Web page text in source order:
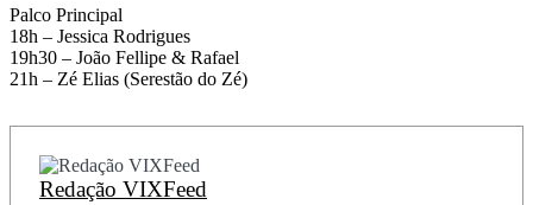
Palco Principal
18h – Jessica Rodrigues
19h30 – João Fellipe & Rafael
21h – Zé Elias (Serestão do Zé)
Redação VIXFeed